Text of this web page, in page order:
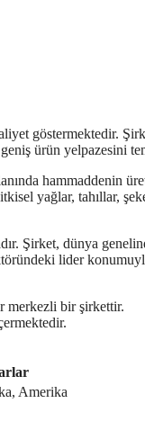
göstermektedir.
ürün yelpazesini
hammaddenin
yağlar, tahıllar,
Şirket, dünya
lider
merkezli bir şirkettir.
Amerika